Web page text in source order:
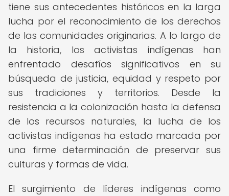
tiene sus antecedentes históricos en la larga
lucha por el reconocimiento de los derechos
de las comunidades originarias. A lo largo de
la historia, los activistas indígenas han
enfrentado desafíos significativos en su
búsqueda de justicia, equidad y respeto por
sus tradiciones y territorios. Desde la
resistencia a la colonización hasta la defensa
de los recursos naturales, la lucha de los
activistas indígenas ha estado marcada por
una firme determinación de preservar sus
culturas y formas de vida.
El surgimiento de líderes indígenas como